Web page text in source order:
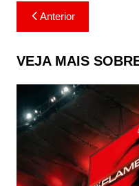
Navegação
de
Post
Anterior
VEJA MAIS